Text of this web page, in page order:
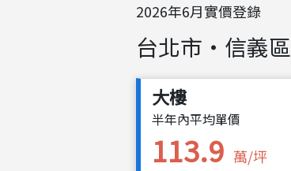
2026年6月實價登錄
台北市 ・ 信義區
大樓
半年內平均單價
113.9 萬/坪